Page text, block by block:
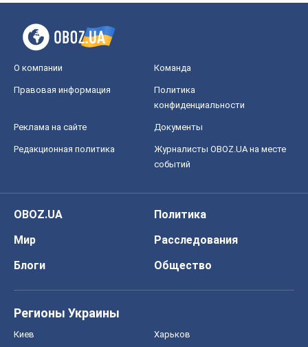
О компании Команда
Правовая информация
Политика
конфиденциальности
Реклама на сайте Документы
Редакционная политика
Журналисты OBOZ.UA на месте
событий
OBOZ.UA
Политика
Мир
Расследования
Блоги
Общество
Регионы Украины
Киев Харьков